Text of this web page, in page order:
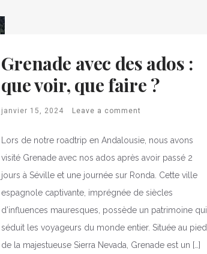
Grenade avec des ados :
que voir, que faire ?
janvier 15, 2024 Leave a comment
Lors de notre roadtrip en Andalousie, nous avons
visité Grenade avec nos ados après avoir passé 2
jours à Séville et une journée sur Ronda. Cette ville
espagnole captivante, imprégnée de siècles
d’influences mauresques, possède un patrimoine qui
séduit les voyageurs du monde entier. Située au pied
de la majestueuse Sierra Nevada, Grenade est un […]